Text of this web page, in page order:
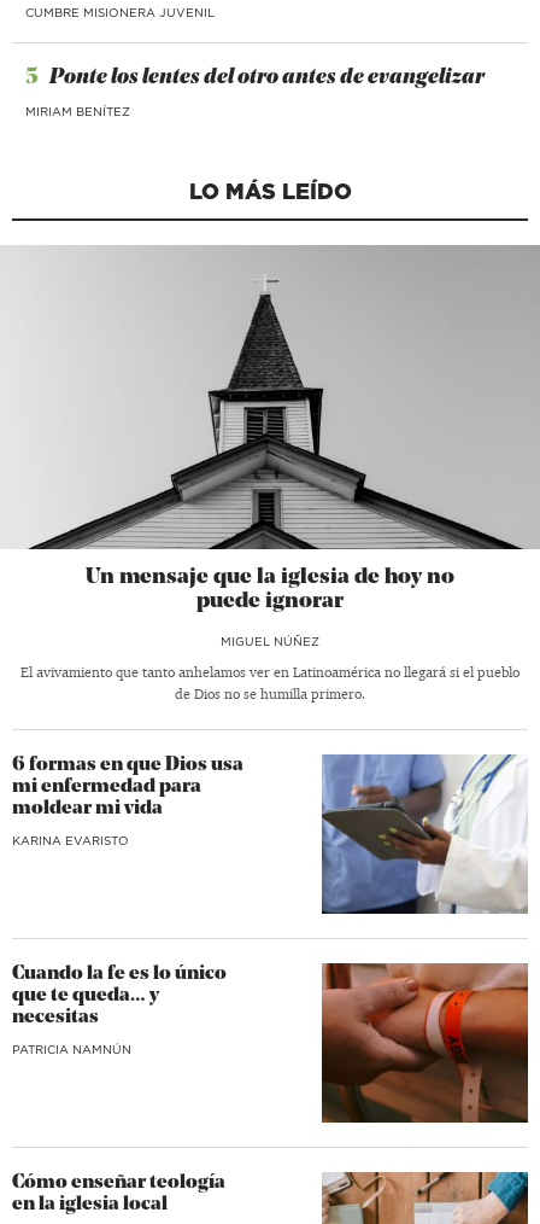
CUMBRE MISIONERA JUVENIL
5 Ponte los lentes del otro antes de evangelizar
MIRIAM BENÍTEZ
LO MÁS LEÍDO
Un mensaje que la iglesia de hoy no
puede ignorar
MIGUEL NÚÑEZ
El avivamiento que tanto anhelamos ver en Latinoamérica no llegará si el pueblo
de Dios no se humilla primero.
6 formas en que Dios usa
mi enfermedad para
moldear mi vida
KARINA EVARISTO
Cuando la fe es lo único
que te queda… y
necesitas
​PATRICIA NAMNÚN
Cómo enseñar teología
en la iglesia local